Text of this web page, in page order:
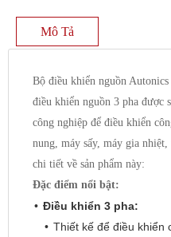
Mô Tả
Bộ điều khiển nguồn
điều khiển nguồn 3 pha được
công nghiệp để điều khiển
nung, máy sấy, máy gia
chi tiết về sản phẩm này:
Đặc điểm nổi bật:
Điều khiển 3 pha:
Thiết kế để điều khiển